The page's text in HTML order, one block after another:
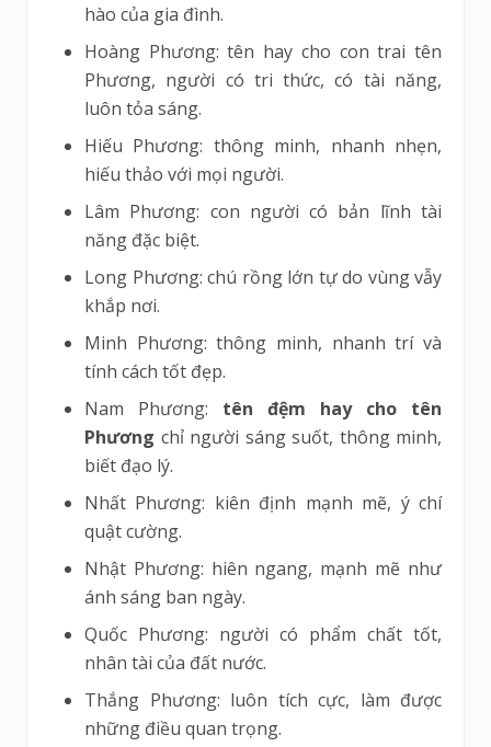
hào của gia đình.
Hoàng Phương: tên hay cho con trai tên
Phương, người có tri thức, có tài năng,
luôn tỏa sáng.
Hiếu Phương: thông minh, nhanh nhẹn,
hiếu thảo với mọi người.
Lâm Phương: con người có bản lĩnh tài
năng đặc biệt.
Long Phương: chú rồng lớn tự do vùng vẫy
khắp nơi.
Minh Phương: thông minh, nhanh trí và
tính cách tốt đẹp.
Nam Phương: tên đệm hay cho tên
Phương chỉ người sáng suốt, thông minh,
biết đạo lý.
Nhất Phương: kiên định mạnh mẽ, ý chí
quật cường.
Nhật Phương: hiên ngang, mạnh mẽ như
ánh sáng ban ngày.
Quốc Phương: người có phẩm chất tốt,
nhân tài của đất nước.
Thắng Phương: luôn tích cực, làm được
những điều quan trọng.